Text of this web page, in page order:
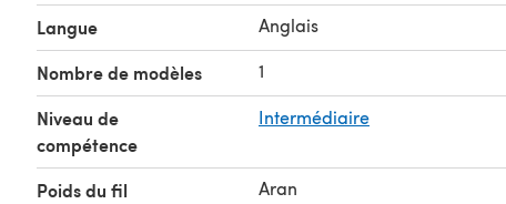
Langue Anglais
Nombre de modèles 1
Niveau de
compétence
Intermédiaire
Poids du fil
Aran